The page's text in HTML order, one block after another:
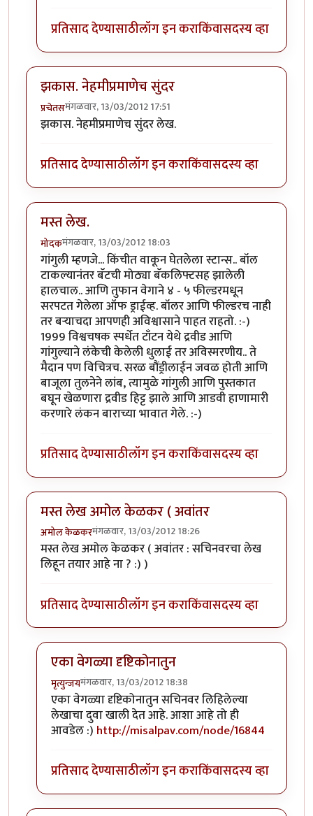
प्रतिसाद देण्यासाठीलॉग इन कराकिंवासदस्य व्हा
झकास. नेहमीप्रमाणेच सुंदर
प्रचेतसमंगळवार, 13/03/2012 17:51
झकास. नेहमीप्रमाणेच सुंदर लेख.
प्रतिसाद देण्यासाठीलॉग इन कराकिंवासदस्य व्हा
मस्त लेख.
मोदकमंगळवार, 13/03/2012 18:03
गांगुली म्हणजे... किंचीत वाकून घेतलेला स्टान्स.. बॉल
टाकल्यानंतर बॅटची मोठ्या बॅकलिफ्टसह झालेली
हालचाल.. आणि तुफान वेगाने ४ - ५ फील्डरमधून
सरपटत गेलेला ऑफ ड्राईव्ह. बॉलर आणि फील्डरच नाही
तर बर्‍याचदा आपणही अविश्वासाने पाहत राहतो. :-)
1999 विश्वचषक स्पर्धेत टाँटन येथे द्रवीड आणि
गांगुल्याने लंकेची केलेली धुलाई तर अविस्मरणीय.. ते
मैदान पण विचित्रच. सरळ बौंड्रीलाईन जवळ होती आणि
बाजूला तुलनेने लांब, त्यामुळे गांगुली आणि पुस्तकात
बघून खेळणारा द्रवीड हिट्ट झाले आणि आडवी हाणामारी
करणारे लंकन बाराच्या भावात गेले. :-)
प्रतिसाद देण्यासाठीलॉग इन कराकिंवासदस्य व्हा
मस्त लेख अमोल केळकर ( अवांतर
अमोल केळकरमंगळवार, 13/03/2012 18:26
मस्त लेख अमोल केळकर ( अवांतर : सचिनवरचा लेख
लिहून तयार आहे ना ? :) )
प्रतिसाद देण्यासाठीलॉग इन कराकिंवासदस्य व्हा
एका वेगळ्या दृष्टिकोनातुन
मृत्युन्जयमंगळवार, 13/03/2012 18:38
In reply toमस्त लेख अमोल केळकर ( अवांतर
एका वेगळ्या दृष्टिकोनातुन सचिनवर लिहिलेल्या
लेखाचा दुवा खाली देत आहे. आशा आहे तो ही
आवडेल :) http://misalpav.com/node/16844
प्रतिसाद देण्यासाठीलॉग इन कराकिंवासदस्य व्हा